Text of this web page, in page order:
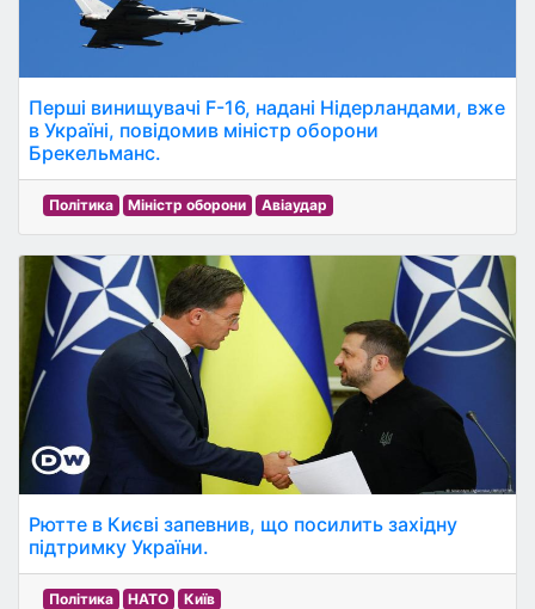
Перші винищувачі F-16, надані Нідерландами, вже
в Україні, повідомив міністр оборони
Брекельманс.
Політика Міністр оборони Авіаудар
Рютте в Києві запевнив, що посилить західну
підтримку України.
Політика НАТО Київ